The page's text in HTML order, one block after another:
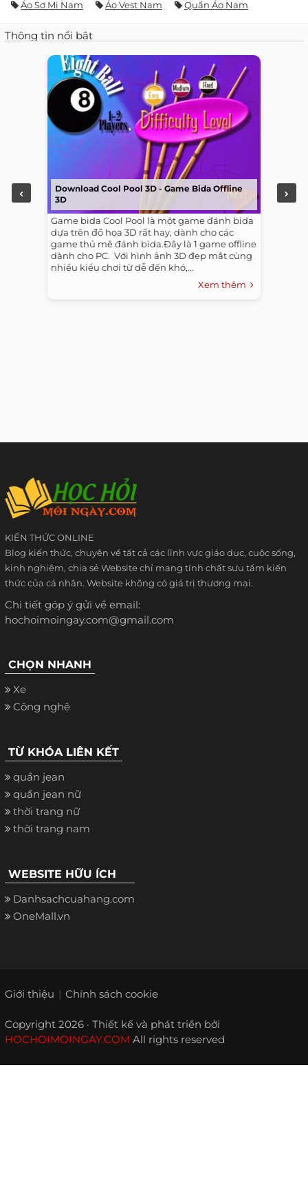
Áo Sơ Mi Nam Áo Vest Nam Quần Áo Nam
Thông tin nổi bật
Download Cool Pool 3D - Game Bida Offline
3D
Game bida Cool Pool là một game đánh bida
dựa trên đồ họa 3D rất hay, dành cho các
game thủ mê đánh bida.Đây là 1 game offline
dành cho PC. ​ Với hình ảnh 3D đẹp mắt cùng
nhiều kiểu chơi từ dễ đến khó,...
Xem thêm
KIẾN THỨC ONLINE
Blog kiến thức, chuyên về tất cả các lĩnh vực giáo dục, cuộc sống,
kinh nghiệm, chia sẻ Website chỉ mang tính chất sưu tầm kiến
thức của cá nhân. Website không có giá trị thương mại.
Chi tiết góp ý gửi về email:
hochoimoingay.com@gmail.com
CHỌN NHANH
Xe
Công nghệ
TỪ KHÓA LIÊN KẾT
quần jean
quần jean nữ
thời trang nữ
thời trang nam
WEBSITE HỮU ÍCH
Danhsachcuahang.com
OneMall.vn
Giới thiệu Chính sách cookie
Copyright 2026 · Thiết kế và phát triển bởi
HOCHOIMOINGAY.COM All rights reserved